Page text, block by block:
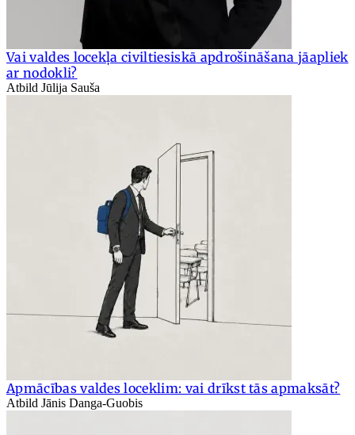
Vai valdes locekļa civiltiesiskā apdrošināšana jāapliek
ar nodokli?
Atbild Jūlija Sauša
Apmācības valdes loceklim: vai drīkst tās apmaksāt?
Atbild Jānis Danga-Guobis